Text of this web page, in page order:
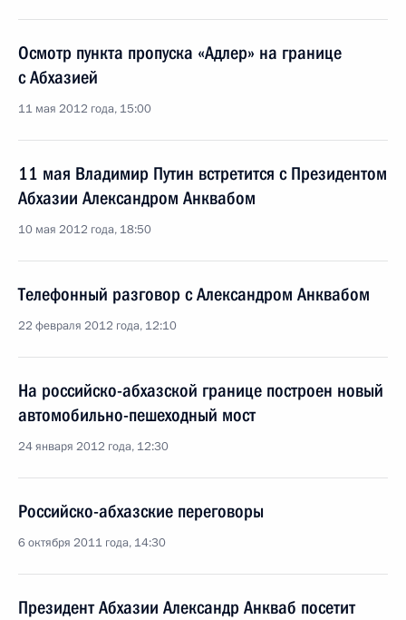
Осмотр пункта пропуска «Адлер» на границе
с Абхазией
11 мая 2012 года, 15:00
11 мая Владимир Путин встретится с Президентом
Абхазии Александром Анквабом
10 мая 2012 года, 18:50
Телефонный разговор с Александром Анквабом
22 февраля 2012 года, 12:10
На российско-абхазской границе построен новый
автомобильно-пешеходный мост
24 января 2012 года, 12:30
Российско-абхазские переговоры
6 октября 2011 года, 14:30
Президент Абхазии Александр Анкваб посетит